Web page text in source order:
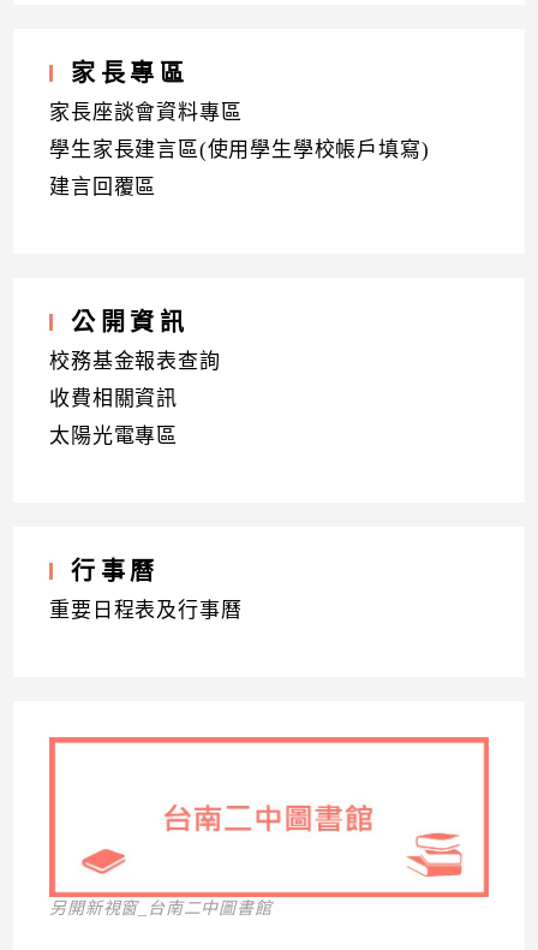
家長專區
家長座談會資料專區
學生家長建言區(使用學生學校帳戶填寫)
建言回覆區
公開資訊
校務基金報表查詢
收費相關資訊
太陽光電專區
行事曆
重要日程表及行事曆
另開新視窗_台南二中圖書館